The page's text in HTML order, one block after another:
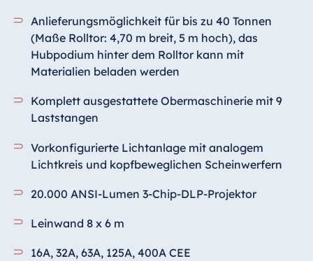
Anlieferungsmöglichkeit für bis zu 40 Tonnen
(Maße Rolltor: 4,70 m breit, 5 m hoch), das
Hubpodium hinter dem Rolltor kann mit
Materialien beladen werden
Komplett ausgestattete Obermaschinerie mit 9
Laststangen
Vorkonfigurierte Lichtanlage mit analogem
Lichtkreis und kopfbeweglichen Scheinwerfern
20.000 ANSI-Lumen 3-Chip-DLP-Projektor
Leinwand 8 x 6 m
16A, 32A, 63A, 125A, 400A CEE